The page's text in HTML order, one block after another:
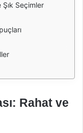
Şık Seçimler
Rahat ve